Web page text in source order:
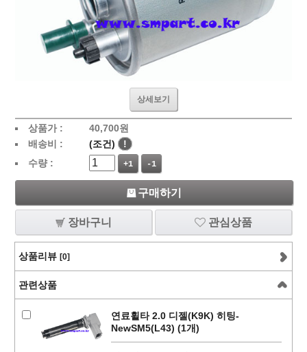
상세보기
상품가 : 40,700원
배송비 :
(조건)
!
수량 :
+1 -1
구매하기
장바구니 관심상품
상품리뷰 [0]
관련상품
연료휠타 2.0 디젤(K9K) 히팅-
NewSM5(L43) (1개)